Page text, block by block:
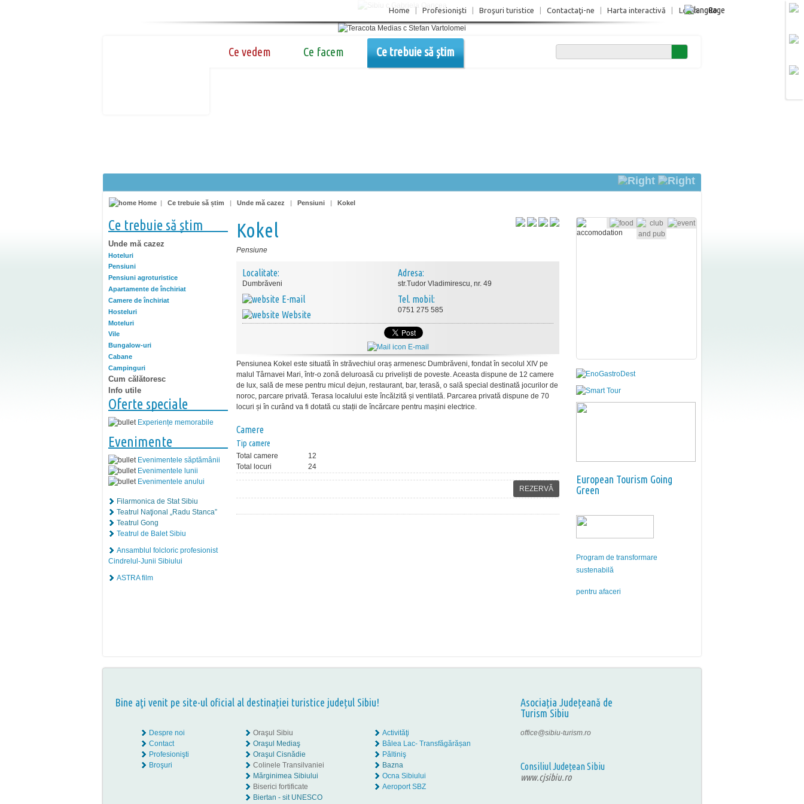
Login Ro
Home Profesionişti Broşuri turistice Contactaţi-ne Harta interactivă
Ce vedem Ce facem Ce trebuie să știm
Home | Ce trebuie să știm | Unde mă cazez | Pensiuni | Kokel
Ce trebuie să știm
Unde mă cazez
Hoteluri
Pensiuni
Pensiuni agroturistice
Apartamente de închiriat
Camere de închiriat
Hosteluri
Moteluri
Vile
Bungalow-uri
Cabane
Campinguri
Cum călătoresc
Info utile
Oferte speciale
Experiențe memorabile
Evenimente
Evenimentele săptămânii
Evenimentele lunii
Evenimentele anului
Filarmonica de Stat Sibiu
Teatrul Naţional „Radu Stanca”
Teatrul Gong
Teatrul de Balet Sibiu
Ansamblul folcloric profesionist
Cindrelul-Junii Sibiului
ASTRA film
Kokel
Pensiune
Localitate:
Dumbrăveni
E-mail
Website
Adresa:
str.Tudor Vladimirescu, nr. 49
Tel. mobil:
0751 275 585
E-mail
Pensiunea Kokel este situată în străvechiul oraș armenesc Dumbrăveni, fondat în secolul XIV pe
malul Târnavei Mari, într-o zonă deluroasă cu priveliști de poveste. Aceasta dispune de 12 camere
de lux, sală de mese pentru micul dejun, restaurant, bar, terasă, o sală special destinată jocurilor de
noroc, parcare privată. Terasa localului este încălzită și ventilată. Parcarea privată dispune de 70
locuri și în curând va fi dotată cu stații de încărcare pentru mașini electrice.
Camere
Tip camere
Total camere
12
Total locuri
24
REZERVĂ
European Tourism Going
Green
Program de transformare
sustenabilă
pentru afaceri
Bine aţi venit pe site-ul oficial al destinației turistice județul Sibiu!
Asociația Județeană de
Turism Sibiu
Despre noi
Contact
Profesionişti
Broşuri
Oraşul Sibiu
Oraşul Mediaş
Oraşul Cisnădie
Colinele Transilvaniei
Mărginimea Sibiului
Biserici fortificate
Biertan - sit UNESCO
Activităţi
Bâlea Lac- Transfăgărășan
Păltiniş
Bazna
Ocna Sibiului
Aeroport SBZ
office@sibiu-turism.ro
Consiliul Județean Sibiu
www.cjsibiu.ro